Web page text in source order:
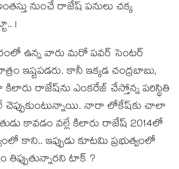
నుంచే రాజేష్ ప‌నులు చ‌క్క
!
ఉన్న వారు మ‌రో ప‌వ‌ర్ సెంట‌ర్
ఇష్ట‌ప‌డ‌రు. కానీ ఇక్క‌డ చంద్ర‌బాబు,
రాజేష్‌ను ఎంక‌రేజ్ చేస్తోన్న ప‌రిస్థితి
చెప్పుకుంటున్నాయి. నారా లోకేష్‌కు చాలా
కావ‌డం వ‌ల్లే కిలారు రాజేష్ 2014లో
కాని.. ఇప్పుడు కూట‌మి ప్ర‌భుత్వంలో
తిప్పుతున్నార‌ని టాక్ ?